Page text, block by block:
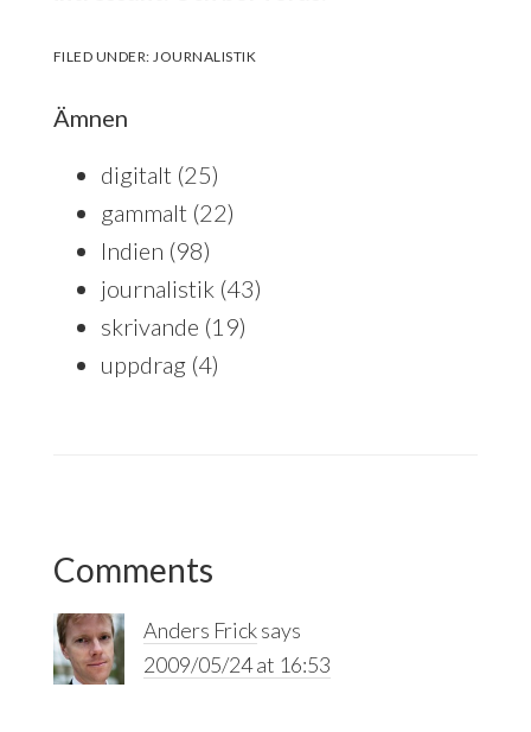
FILED UNDER: JOURNALISTIK
Ämnen
digitalt (25)
gammalt (22)
Indien (98)
journalistik (43)
skrivande (19)
uppdrag(4)
Reader
Interactions
Comments
Anders Fricksays
2009/05/24 at 16:53